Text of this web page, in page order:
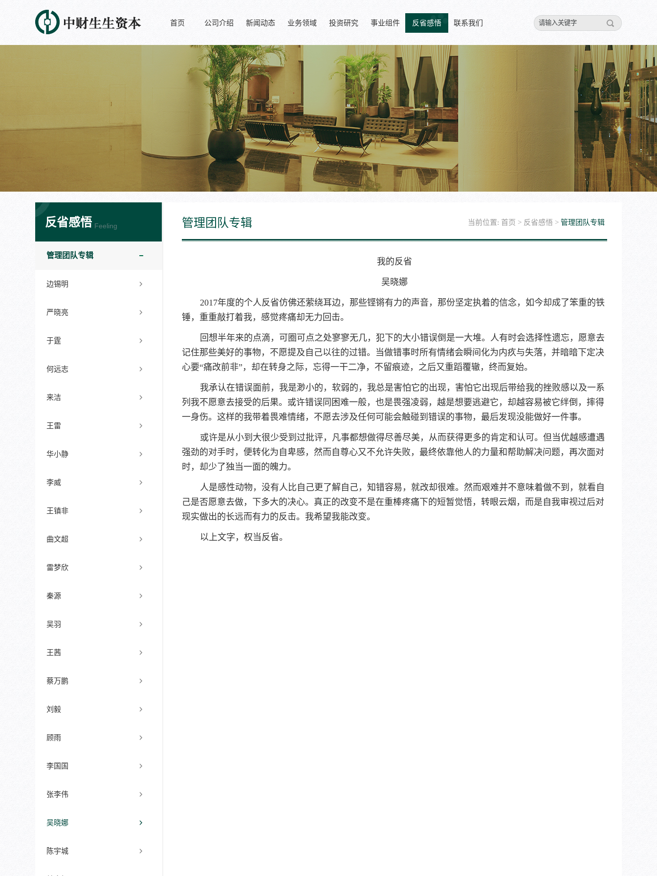
首页 公司介绍 新闻动态 业务领域 投资研究 事业组件 反省感悟 联系我们
反省感悟 Feeling
管理团队专辑
边锡明
严晓亮
于霆
何远志
来洁
王雷
华小静
李威
王镇非
曲文超
雷梦欣
秦源
吴羽
王茜
蔡万鹏
刘毅
顾雨
李国国
张李伟
吴晓娜
陈宇城
当前位置: 首页 > 反省感悟 > 管理团队专辑
管理团队专辑
我的反省
吴晓娜
2017年度的个人反省仿佛还萦绕耳边，那些铿锵有力的声音，那份坚定执着的信念，如今却成了笨重的铁
锤，重重敲打着我，感觉疼痛却无力回击。
回想半年来的点滴，可圈可点之处寥寥无几，犯下的大小错误倒是一大堆。人有时会选择性遗忘，愿意去
记住那些美好的事物，不愿提及自己以往的过错。当做错事时所有情绪会瞬间化为内疚与失落，并暗暗下定决
心要“痛改前非”，却在转身之际，忘得一干二净，不留痕迹，之后又重蹈覆辙，终而复始。
我承认在错误面前，我是渺小的，软弱的，我总是害怕它的出现，害怕它出现后带给我的挫败感以及一系
列我不愿意去接受的后果。或许错误同困难一般，也是畏强凌弱，越是想要逃避它，却越容易被它绊倒，摔得
一身伤。这样的我带着畏难情绪，不愿去涉及任何可能会触碰到错误的事物，最后发现没能做好一件事。
或许是从小到大很少受到过批评，凡事都想做得尽善尽美，从而获得更多的肯定和认可。但当优越感遭遇
强劲的对手时，便转化为自卑感，然而自尊心又不允许失败，最终依靠他人的力量和帮助解决问题，再次面对
时，却少了独当一面的魄力。
人是感性动物，没有人比自己更了解自己，知错容易，就改却很难。然而艰难并不意味着做不到，就看自
己是否愿意去做，下多大的决心。真正的改变不是在重棒疼痛下的短暂觉悟，转眼云烟，而是自我审视过后对
现实做出的长远而有力的反击。我希望我能改变。
以上文字，权当反省。